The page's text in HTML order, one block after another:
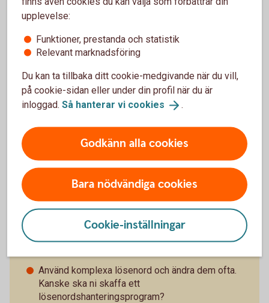
Bedrägerier mot företagare
dig som företagare
Bedrägerier motföretagare
Så stärker du IT-säkerheten
Använd komplexa lösenord och ändra dem ofta.
Kanske ska ni skaffa ett
lösenordshanteringsprogram?
upplevelse:
Funktioner, prestanda och statistik
Relevant marknadsföring
Du kan ta tillbaka ditt cookie-medgivande när du vill,
på cookie-sidan eller under din profil när du är
inloggad. Så hanterar vi cookies .
Godkänn alla cookies
Bara nödvändiga cookies
Cookie-inställningar